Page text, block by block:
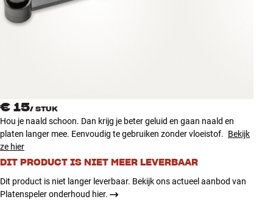
Accessoires
AANBIEDINGEN
Winkels
Klantenservice
Inloggen
€ 15/ STUK
Hou je naald schoon. Dan krijg je beter geluid en gaan naald en
platen langer mee. Eenvoudig te gebruiken zonder vloeistof. Bekijk
ze hier
DIT PRODUCT IS NIET MEER LEVERBAAR
Dit product is niet langer leverbaar. Bekijk ons actueel aanbod van
Platenspeler onderhoud hier.